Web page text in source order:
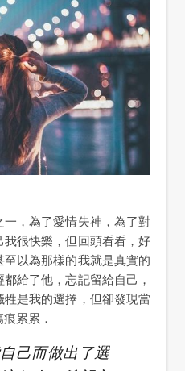
，為了愛情失神，為了對
很快樂，但回頭看看，好
以為那樣的我就是真實的
給了他，忘記留給自己，
是我的選擇，但卻發現當
累累．
己而做出了選